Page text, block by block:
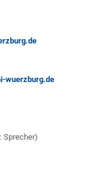
wuerzburg.de
Sprecher)